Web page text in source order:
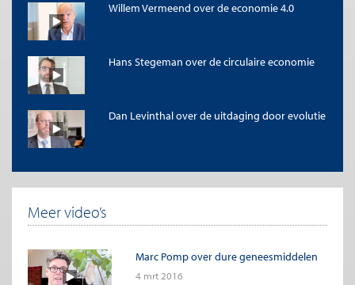
Willem Vermeend over de economie 4.0
Hans Stegeman over de circulaire economie
Dan Levinthal over de uitdaging door evolutie
Meer video’s
Marc Pomp over dure geneesmiddelen
4 mrt 2016